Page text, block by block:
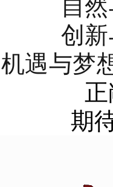
自
创
机遇与梦
期